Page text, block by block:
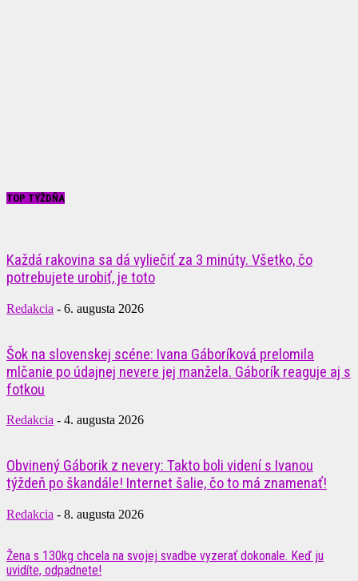
TOP TÝŽDŇA
Každá rakovina sa dá vyliečiť za 3 minúty. Všetko, čo
potrebujete urobiť, je toto
Redakcia - 6. augusta 2026
Šok na slovenskej scéne: Ivana Gáboríková prelomila
mlčanie po údajnej nevere jej manžela. Gáborík reaguje aj s
fotkou
Redakcia - 4. augusta 2026
Obvinený Gáborik z nevery: Takto boli videní s Ivanou
týždeň po škandále! Internet šalie, čo to má znamenať!
Redakcia - 8. augusta 2026
Žena s 130kg chcela na svojej svadbe vyzerať dokonale. Keď ju
uvidíte, odpadnete!